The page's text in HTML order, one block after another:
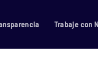
Trabaje con